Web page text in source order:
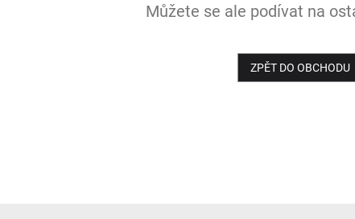
Můžete se ale podívat na
ZPĚT DO OBCHODU